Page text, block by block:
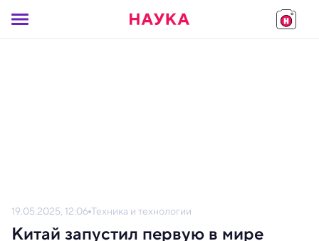
19.05.2025, 12:06 Техника и технологии
Китай запустил первую в мире